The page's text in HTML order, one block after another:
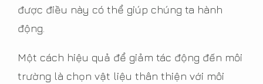
được điều này có thể giúp chúng ta hành
động.
Một cách hiệu quả để giảm tác động đến môi
trường là chọn vật liệu thân thiện với môi